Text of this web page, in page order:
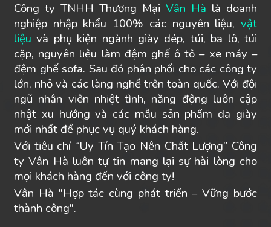
Công ty TNHH Thương Mại Vân Hà là doanh
nghiệp nhập khẩu 100% các nguyên liệu, vật
liệu và phụ kiện ngành giày dép, túi, ba lô, túi
cặp, nguyên liệu làm đệm ghế ô tô – xe máy –
đệm ghế sofa. Sau đó phân phối cho các công ty
lớn, nhỏ và các làng nghề trên toàn quốc. Với đội
ngũ nhân viên nhiệt tình, năng động luôn cập
nhật xu hướng và các mẫu sản phẩm da giày
mới nhất để phục vụ quý khách hàng.
Với tiêu chí “Uy Tín Tạo Nên Chất Lượng” Công
ty Vân Hà luôn tự tin mang lại sự hài lòng cho
mọi khách hàng đến với công ty!
Vân Hà "Hợp tác cùng phát triển – Vững bước
thành công".